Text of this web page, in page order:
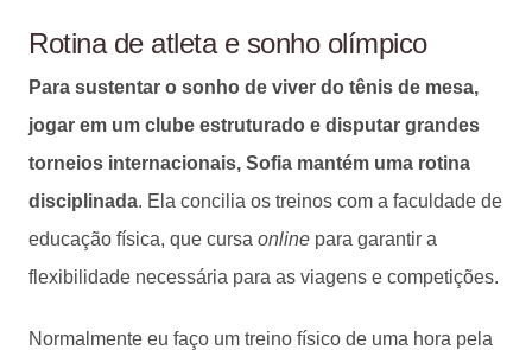
Rotina de atleta e sonho olímpico
Para sustentar o sonho de viver do tênis de mesa,
jogar em um clube estruturado e disputar grandes
torneios internacionais, Sofia mantém uma rotina
disciplinada. Ela concilia os treinos com a faculdade de
educação física, que cursa online para garantir a
flexibilidade necessária para as viagens e competições.
Normalmente eu faço um treino físico de uma hora pela